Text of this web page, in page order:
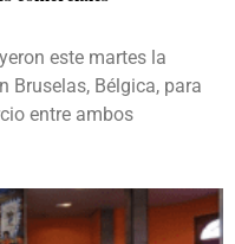
este martes la
Bruselas, Bélgica, para
entre ambos